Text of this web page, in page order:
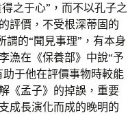
之于心”，而不以孔子之
評價，不受根深蒂固的
謂的“聞見事理”，有本身
漁在《保養部》中說“予
于他在評價事物時較能
《孟子》的掉誤，重要
成長演化而成的晚明的